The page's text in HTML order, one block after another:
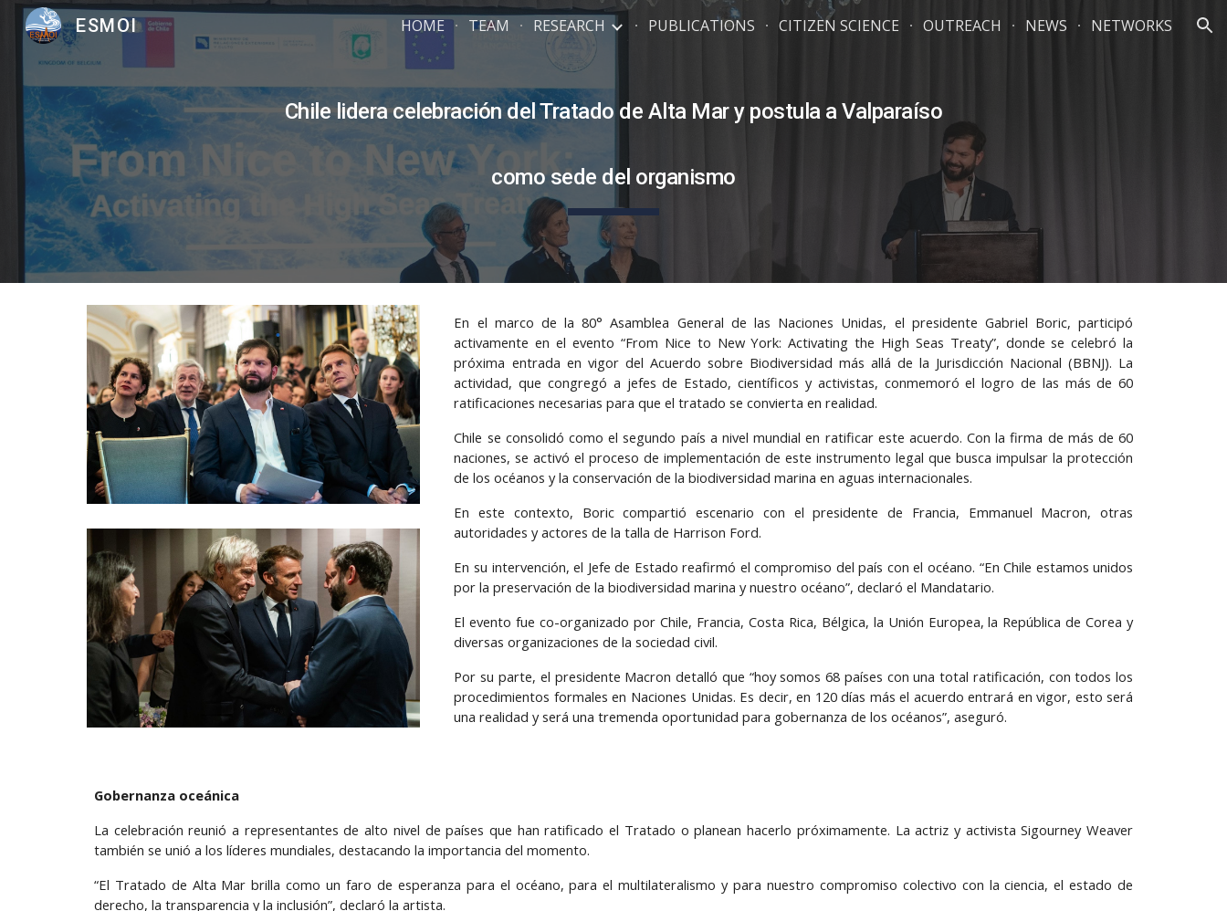
Skip to main content Skip to navigation
ESMOI HOME TEAM RESEARCH PUBLICATIONS CITIZEN SCIENCE OUTREACH NEWS NETWORKS
Chile lidera celebración del Tratado de Alta Mar y postula a Valparaíso
como sede del organismo
En el marco de la 80° Asamblea General de las Naciones Unidas, el presidente Gabriel Boric, participó
activamente en el evento “From Nice to New York: Activating the High Seas Treaty”, donde se celebró la
próxima entrada en vigor del Acuerdo sobre Biodiversidad más allá de la Jurisdicción Nacional (BBNJ). La
actividad, que congregó a jefes de Estado, científicos y activistas, conmemoró el logro de las más de 60
ratificaciones necesarias para que el tratado se convierta en realidad.
Chile se consolidó como el segundo país a nivel mundial en ratificar este acuerdo. Con la firma de más de 60
naciones, se activó el proceso de implementación de este instrumento legal que busca impulsar la protección
de los océanos y la conservación de la biodiversidad marina en aguas internacionales.
En este contexto, Boric compartió escenario con el presidente de Francia, Emmanuel Macron, otras
autoridades y actores de la talla de Harrison Ford.
En su intervención, el Jefe de Estado reafirmó el compromiso del país con el océano. “En Chile estamos unidos
por la preservación de la biodiversidad marina y nuestro océano”, declaró el Mandatario.
El evento fue co-organizado por Chile, Francia, Costa Rica, Bélgica, la Unión Europea, la República de Corea y
diversas organizaciones de la sociedad civil.
Por su parte, el presidente Macron detalló que “hoy somos 68 países con una total ratificación, con todos los
procedimientos formales en Naciones Unidas. Es decir, en 120 días más el acuerdo entrará en vigor, esto será
una realidad y será una tremenda oportunidad para gobernanza de los océanos”, aseguró.
Gobernanza oceánica
La celebración reunió a representantes de alto nivel de países que han ratificado el Tratado o planean hacerlo próximamente. La actriz y activista Sigourney Weaver
también se unió a los líderes mundiales, destacando la importancia del momento.
“El Tratado de Alta Mar brilla como un faro de esperanza para el océano, para el multilateralismo y para nuestro compromiso colectivo con la ciencia, el estado de
derecho, la transparencia y la inclusión”, declaró la artista.